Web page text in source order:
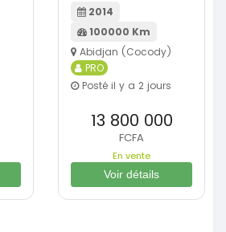
2014
100000 Km
Abidjan (Cocody)
PRO
Posté il y a 2 jours
13 800 000
FCFA
En vente
Voir détails